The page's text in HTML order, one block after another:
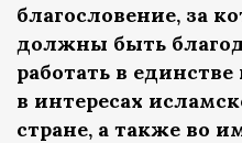
благословение, за
должны быть
работать в
в интересах
стране, а также во